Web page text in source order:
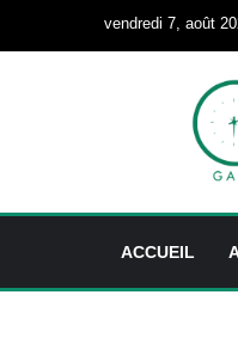
vendredi 7, août
ACCUEIL